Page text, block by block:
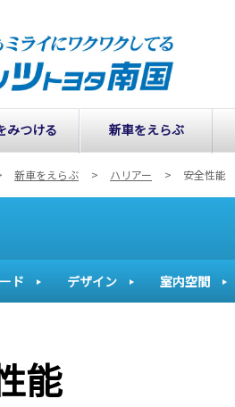
みつける 新車をえらぶ
新車をえらぶ ハリアー 安全性能
ド デザイン 室内空間
能